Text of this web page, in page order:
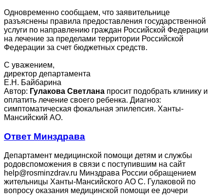
Одновременно сообщаем, что заявительнице
разъяснены правила предоставления государственной
услуги по направлению граждан Российской Федерации
на лечение за пределами территории Российской
Федерации за счет бюджетных средств.
С уважением,
директор департамента
Е.Н. Байбарина
Автор: Гулакова Светлана просит подобрать клинику и
оплатить лечение своего ребенка. Диагноз:
симптоматическая фокальная эпилепсия. Ханты-
Мансийский АО.
Ответ Минздрава
Департамент медицинской помощи детям и службы
родовспоможения в связи с поступившим на сайт
help@rosminzdrav.ru Минздрава России обращением
жительницы Ханты-Мансийского АО С. Гулаковой по
вопросу оказания медицинской помощи ее дочери